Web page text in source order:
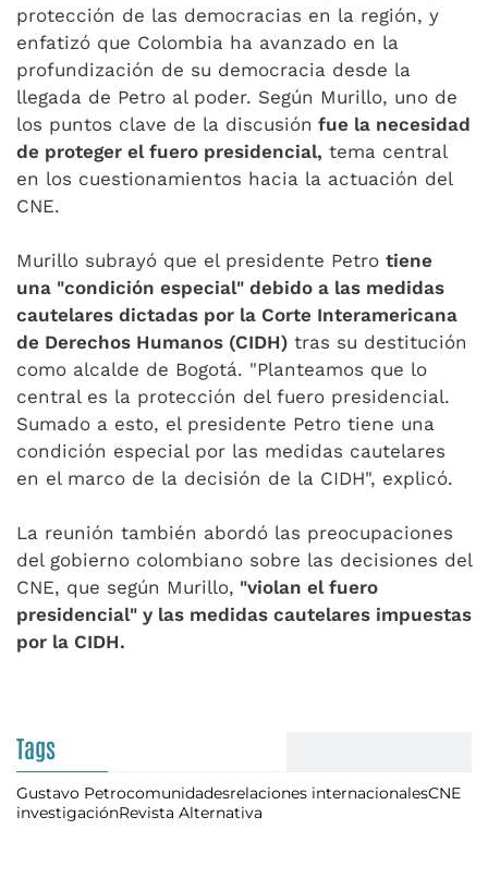
protección de las democracias en la región, y
enfatizó que Colombia ha avanzado en la
profundización de su democracia desde la
llegada de Petro al poder. Según Murillo, uno de
los puntos clave de la discusión fue la necesidad
de proteger el fuero presidencial, tema central
en los cuestionamientos hacia la actuación del
CNE.
Murillo subrayó que el presidente Petro tiene
una "condición especial" debido a las medidas
cautelares dictadas por la Corte Interamericana
de Derechos Humanos (CIDH) tras su destitución
como alcalde de Bogotá. "Planteamos que lo
central es la protección del fuero presidencial.
Sumado a esto, el presidente Petro tiene una
condición especial por las medidas cautelares
en el marco de la decisión de la CIDH", explicó.
La reunión también abordó las preocupaciones
del gobierno colombiano sobre las decisiones del
CNE, que según Murillo, "violan el fuero
presidencial" y las medidas cautelares impuestas
por la CIDH.
Tags
Gustavo Petrocomunidadesrelaciones internacionalesCNE
investigaciónRevista Alternativa